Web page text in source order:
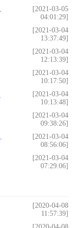
[2021-03-05
04:01:29]
[2021-03-04
13:37:49]
[2021-03-04
12:13:39]
[2021-03-04
10:17:50]
[2021-03-04
10:13:48]
[2021-03-04
09:38:26]
[2021-03-04
08:56:06]
[2021-03-04
07:29:06]
[2020-04-08
11:57:39]